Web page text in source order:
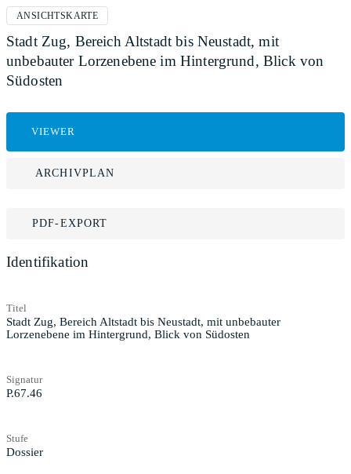
ANSICHTSKARTE
Stadt Zug, Bereich Altstadt bis Neustadt, mit
unbebauter Lorzenebene im Hintergrund, Blick von
Südosten
VIEWER
ARCHIVPLAN
PDF-EXPORT
Identifikation
Titel
Stadt Zug, Bereich Altstadt bis Neustadt, mit unbebauter
Lorzenebene im Hintergrund, Blick von Südosten
Signatur
P.67.46
Stufe
Dossier